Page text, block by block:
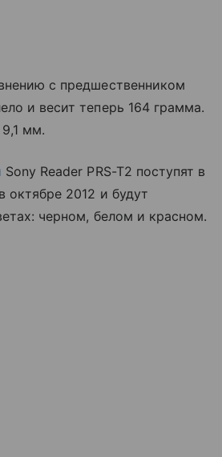
с предшественником
и весит теперь 164 грамма.
мм.
Sony Reader PRS-T2 поступят в
октябре 2012 и будут
черном, белом и красном.